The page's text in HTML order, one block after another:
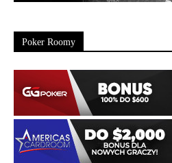
Poker Roomy